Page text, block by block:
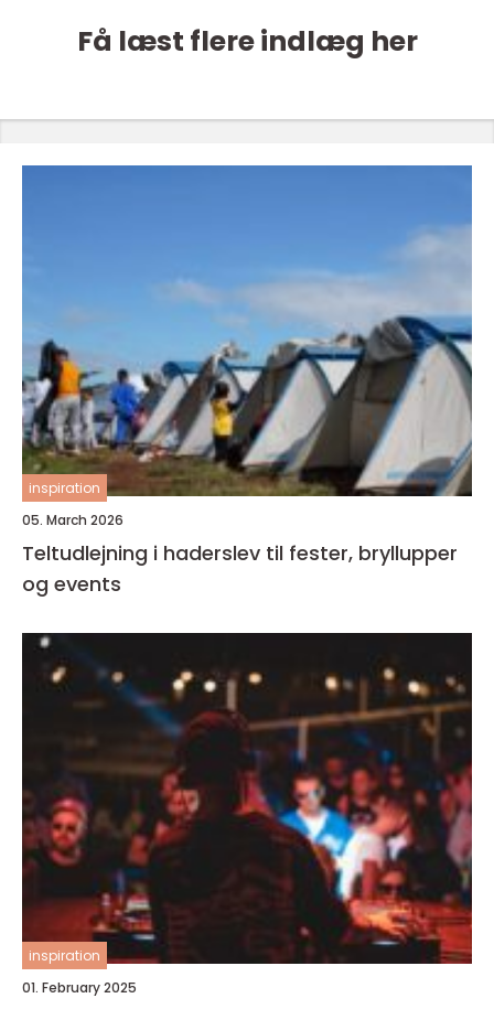
Få læst flere indlæg her
inspiration
05. March 2026
Teltudlejning i haderslev til fester, bryllupper
og events
inspiration
01. February 2025